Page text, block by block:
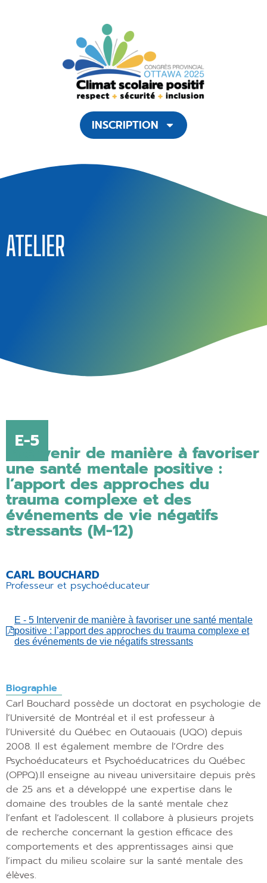
INSCRIPTION
ATELIER
E-5
Intervenir de manière à favoriser
une santé mentale positive :
l’apport des approches du
trauma complexe et des
événements de vie négatifs
stressants (M-12)
CARL BOUCHARD
Professeur et psychoéducateur
E - 5 Intervenir de manière à favoriser une santé mentale
positive : l’apport des approches du trauma complexe et
des événements de vie négatifs stressants
Biographie
Carl Bouchard possède un doctorat en psychologie de
l’Université de Montréal et il est professeur à
l’Université du Québec en Outaouais (UQO) depuis
2008. Il est également membre de l’Ordre des
Psychoéducateurs et Psychoéducatrices du Québec
(OPPQ).Il enseigne au niveau universitaire depuis près
de 25 ans et a développé une expertise dans le
domaine des troubles de la santé mentale chez
l’enfant et l’adolescent. Il collabore à plusieurs projets
de recherche concernant la gestion efficace des
comportements et des apprentissages ainsi que
l’impact du milieu scolaire sur la santé mentale des
élèves.